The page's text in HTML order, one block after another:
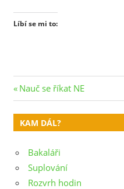
Líbí se mi to:
Navigace
pro
příspěvek
Previous
Post:
Nauč se říkat NE
KAM DÁL?
Bakaláři
Suplování
Rozvrh hodin